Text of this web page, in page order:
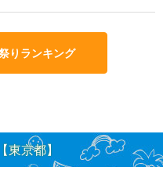
りランキング
京都】